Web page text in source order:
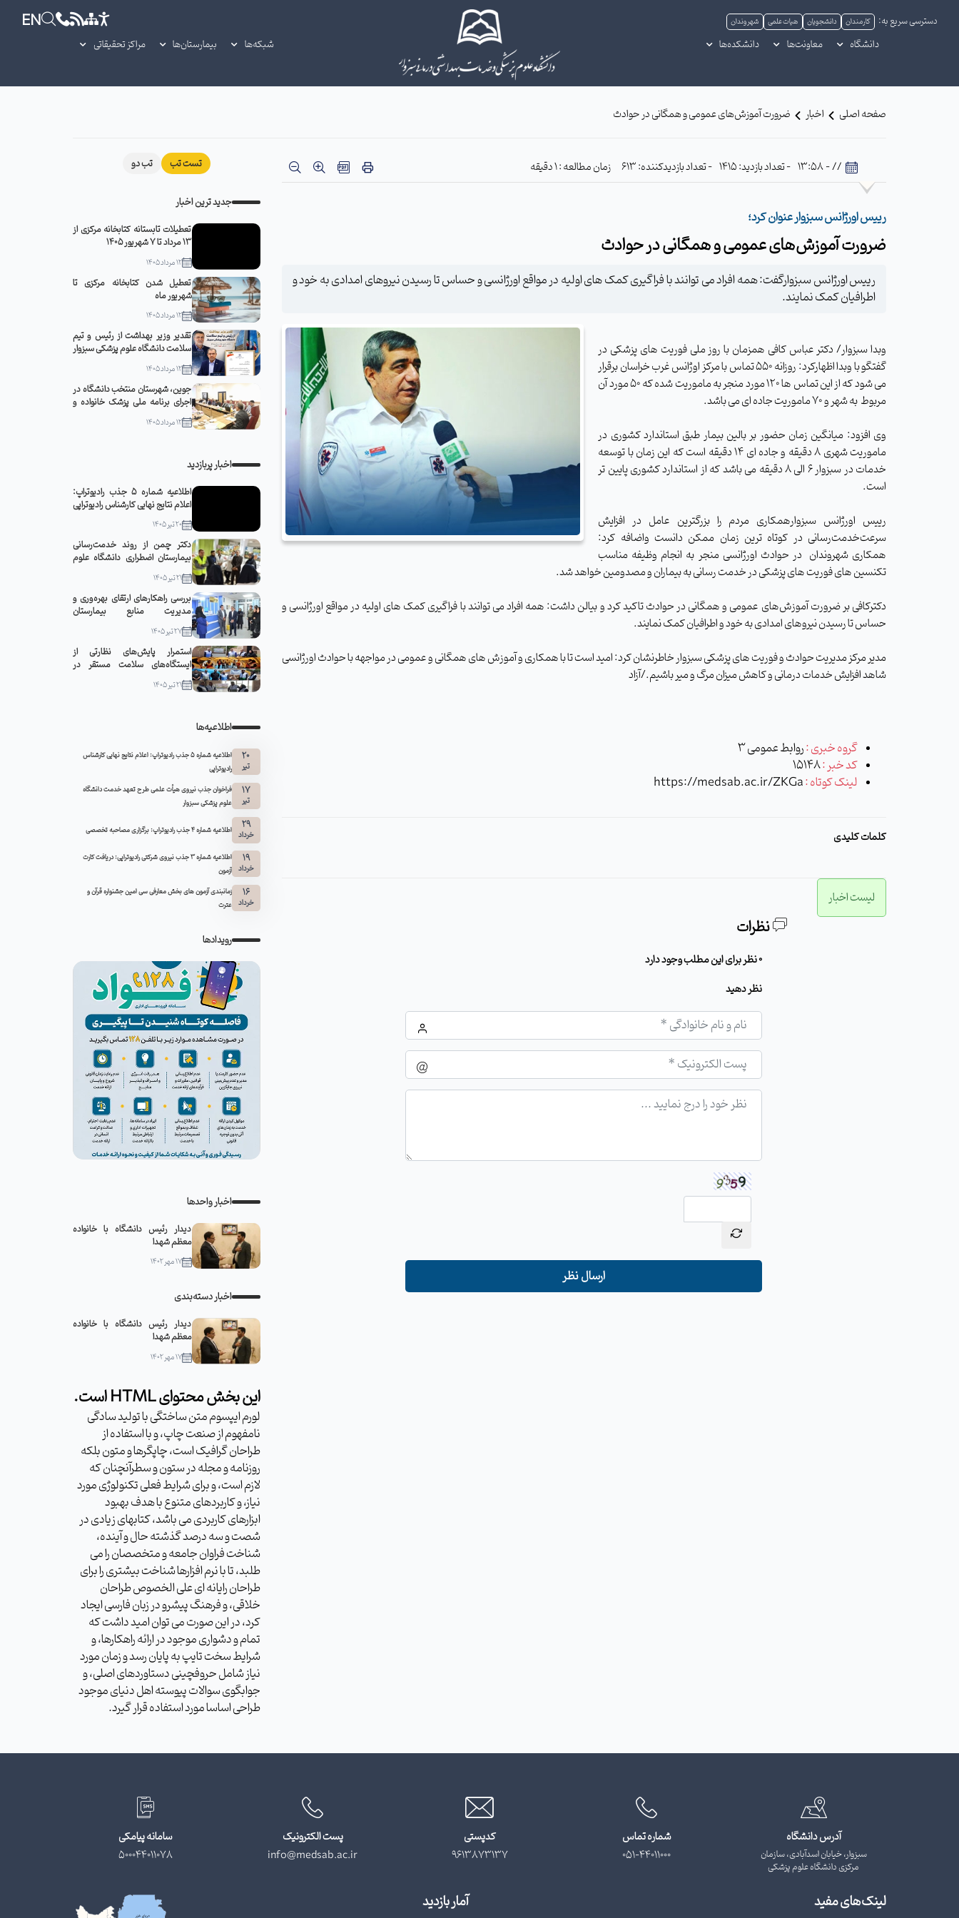
دسترسی سریع به: کارمندان دانشجویان هیات علمی شهروندان EN
دانشگاه معاونت‌ها دانشکده‌ها شبکه‌ها بیمارستان‌ها مراکز تحقیقاتی
صفحه اصلی اخبار ضرورت آموزش‌های عمومی و همگانی در حوادث
// - 13:58 - تعداد بازدید: 1415 - تعداد بازدیدکننده: 613 زمان مطالعه : 1 دقیقه
رییس اورژانس سبزوار عنوان کرد؛
ضرورت آموزش‌های عمومی و همگانی در حوادث
رییس اورژانس سبزوارگفت: همه افراد می توانند با فراگیری کمک های اولیه در مواقع اورژانسی و حساس تا رسیدن نیروهای امدادی به خود و
اطرافیان کمک نمایند.
وبدا سبزوار/ دکتر عباس کافی همزمان با روز ملی فوریت های پزشکی در
گفتگو با وبدا اظهارکرد:
روزانه 550 تماس با مرکز اوژانس غرب خراسان برقرار
می شود که از این تماس ها 120 مورد منجر به ماموریت شده که 50 مورد آن
مربوط به شهر و 70 ماموریت جاده ای می باشد .
وی افزود: میانگین زمان حضور بر بالین بیمار طبق استاندارد کشوری در
ماموریت شهری 8 دقیقه و جاده ای 14 دقیقه است که این زمان با توسعه
خدمات در سبزوار 6 الی 8 دقیقه می باشد که از استاندارد کشوری پایین تر
است.
رییس اورژانس سبزوارهمکاری مردم را بزرگترین عامل در افزایش
سرعت‌خدمت‌رسانی در کوتاه‌ ترین زمان ممکن دانست واضافه کرد:
همکاری شهروندان در حوادث اورژانسی منجر به انجام وظیفه مناسب
تکنسین های فوریت های پزشکی در خدمت رسانی به بیماران و مصدومین خواهد شد.
دکترکافی بر ضرورت آموزش‌های عمومی و همگانی در حوادث تاکید کرد و بیالن داشت: همه افراد می توانند با فراگیری کمک های اولیه در مواقع اورژانسی و
حساس تا رسیدن نیروهای امدادی به خود و اطرافیان کمک نمایند.
مدیر مرکز مدیریت حوادث و فوریت های پزشکی سبزوار خاطرنشان کرد: امید است تا با همکاری و آموزش های همگانی و عمومی در مواجهه با حوادث اورژانسی
شاهد افزایش خدمات درمانی و کاهش میزان مرگ و میر باشیم./آزاد
گروه خبری :روابط عمومی 3
کد خبر :15148
لینک کوتاه :https://medsab.ac.ir/ZKGa
کلمات کلیدی
لیست اخبار
نظرات
0 نظر برای این مطلب وجود دارد
نظر دهید
ارسال نظر
تست تب تب دو
جدید ترین اخبار
تعطیلات تابستانه کتابخانه مرکزی از
13 مرداد تا 7 شهریور 1405
12 مرداد 1405
تعطیل شدن کتابخانه مرکزی تا
شهریور ماه
12 مرداد 1405
تقدیر وزیر بهداشت از رئیس و تیم
سلامت دانشگاه علوم پزشکی سبزوار
12 مرداد 1405
جوین، شهرستان منتخب دانشگاه در
اجرای برنامه ملی پزشک خانواده و
نظام ارجاع
12 مرداد 1405
اخبار پربازدید
اطلاعیه شماره 5 جذب رادیوتراپ:
اعلام نتایج نهایی کارشناس رادیوتراپی
20 تیر 1405
دکتر چمن از روند خدمت‌رسانی
بیمارستان اضطراری دانشگاه علوم
پزشکی سبزوار در مشهد مقدس
بازدید کرد
21 تیر 1405
بررسی راهکارهای ارتقای بهره‌وری و
مدیریت منابع بیمارستان
قمربنی‌هاشم(ع) جوین با حضور
رئیس دانشگاه
27 تیر 1405
استمرار پایش‌های نظارتی از
ایستگاه‌های سلامت مستقر در
مواکب سبزوار
21 تیر 1405
اطلاعیه‌ها
20
تیر
اطلاعیه شماره 5 جذب رادیوتراپ: اعلام نتایج نهایی کارشناس
رادیوتراپی
17
تیر
فراخوان جذب نیروی هیأت علمی طرح تعهد خدمت دانشگاه
علوم پزشکی سبزوار
29
خرداد اطلاعیه شماره ۴ جذب رادیوتراپ: برگزاری مصاحبه تخصصی
19
خرداد
اطلاعیه شماره 3 جذب نیروی شرکتی رادیوتراپی: دریافت کارت
آزمون
16
خرداد
زمانبندی آزمون های بخش معارفی سی امین جشنواره قرآن و
عترت
رویدادها
اخبار واحدها
دیدار رئیس دانشگاه با خانواده
معظم شهدا
۱۷ مهر ۱۴۰۲
اخبار دسته‌بندی
دیدار رئیس دانشگاه با خانواده
معظم شهدا
۱۷ مهر ۱۴۰۲
این بخش محتوای HTML است.
لورم ایپسوم متن ساختگی با تولید سادگی
نامفهوم از صنعت چاپ، و با استفاده از
طراحان گرافیک است، چاپگرها و متون بلکه
روزنامه و مجله در ستون و سطرآنچنان که
لازم است، و برای شرایط فعلی تکنولوژی مورد
نیاز، و کاربردهای متنوع با هدف بهبود
ابزارهای کاربردی می باشد، کتابهای زیادی در
شصت و سه درصد گذشته حال و آینده،
شناخت فراوان جامعه و متخصصان را می
طلبد، تا با نرم افزارها شناخت بیشتری را برای
طراحان رایانه ای علی الخصوص طراحان
خلاقی، و فرهنگ پیشرو در زبان فارسی ایجاد
کرد، در این صورت می توان امید داشت که
تمام و دشواری موجود در ارائه راهکارها، و
شرایط سخت تایپ به پایان رسد و زمان مورد
نیاز شامل حروفچینی دستاوردهای اصلی، و
جوابگوی سوالات پیوسته اهل دنیای موجود
طراحی اساسا مورد استفاده قرار گیرد.
آدرس دانشگاه
سبزوار، خیابان اسدآبادی، سازمان
مرکزی دانشگاه علوم پزشکی
شماره تماس
051-44011000
کدپستی
9613873137
پست الکترونیک
info@medsab.ac.ir
سامانه پیامکی
500044011078
لینک‌های مفید آمار بازدید